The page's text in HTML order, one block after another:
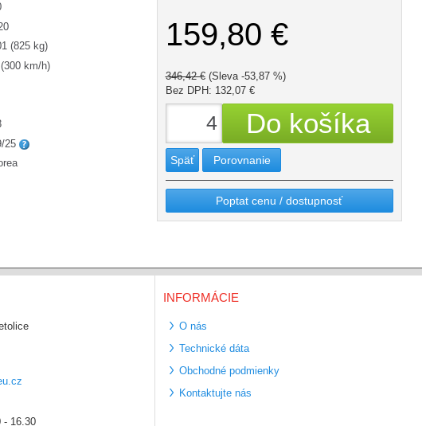
(825 kg)
km/h)
25
159,80 €
346,42 € (Sleva -53,87 %)
Bez DPH: 132,07 €
Späť Porovnanie
Poptat cenu / dostupnosť
- 16.30
INFORMÁCIE
O nás
Technické dáta
Obchodné podmienky
Kontaktujte nás